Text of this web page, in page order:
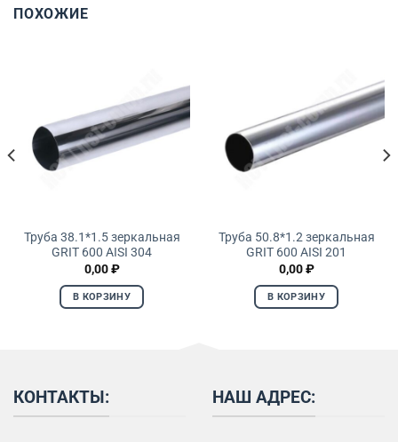
ПОХОЖИЕ
Труба 38.1*1.5 зеркальная
GRIT 600 AISI 304
0,00₽
В КОРЗИНУ
Труба 50.8*1.2 зеркальная
GRIT 600 AISI 201
0,00₽
В КОРЗИНУ
КОНТАКТЫ: НАШ АДРЕС: